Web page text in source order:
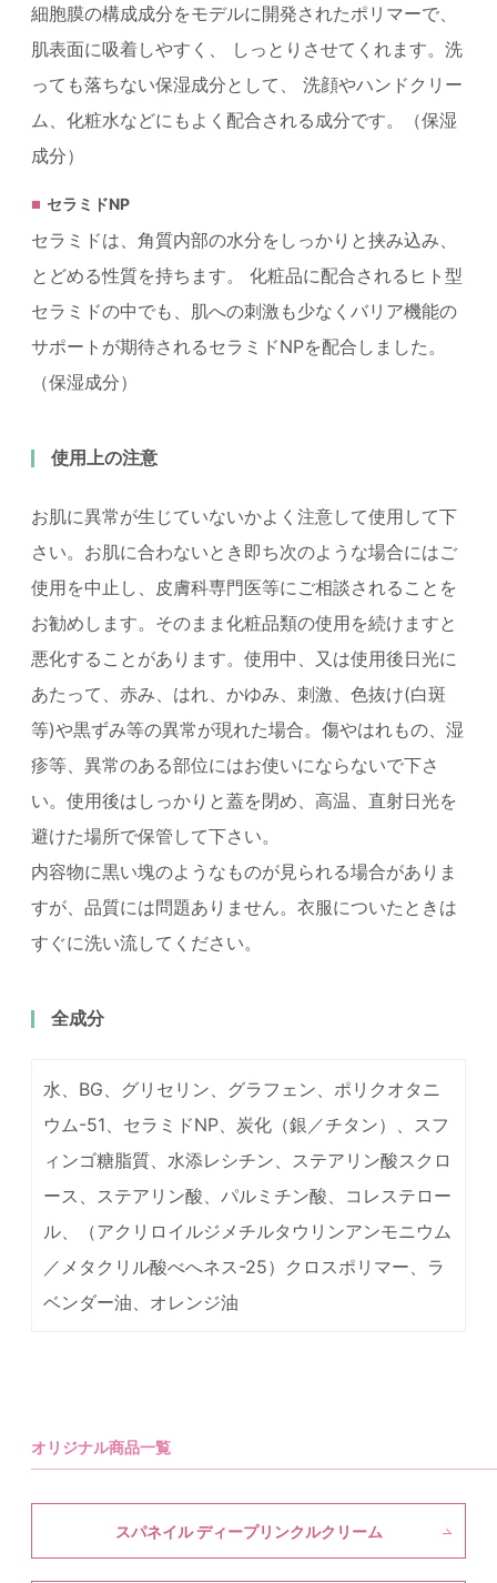
細胞膜の構成成分をモデルに開発されたポリマーで、
肌表面に吸着しやすく、 しっとりさせてくれます。洗
っても落ちない保湿成分として、 洗顔やハンドクリー
ム、化粧水などにもよく配合される成分です。（保湿
成分）
セラミドNP
セラミドは、角質内部の水分をしっかりと挟み込み、
とどめる性質を持ちます。 化粧品に配合されるヒト型
セラミドの中でも、肌への刺激も少なくバリア機能の
サポートが期待されるセラミドNPを配合しました。
（保湿成分）
使用上の注意
お肌に異常が生じていないかよく注意して使用して下
さい。お肌に合わないとき即ち次のような場合にはご
使用を中止し、皮膚科専門医等にご相談されることを
お勧めします。そのまま化粧品類の使用を続けますと
悪化することがあります。使用中、又は使用後日光に
あたって、赤み、はれ、かゆみ、刺激、色抜け(白斑
等)や黒ずみ等の異常が現れた場合。傷やはれもの、湿
疹等、異常のある部位にはお使いにならないで下さ
い。使用後はしっかりと蓋を閉め、高温、直射日光を
避けた場所で保管して下さい。
内容物に黒い塊のようなものが見られる場合がありま
すが、品質には問題ありません。衣服についたときは
すぐに洗い流してください。
全成分
水、BG、グリセリン、グラフェン、ポリクオタニ
ウム-51、セラミドNP、炭化（銀／チタン）、スフ
ィンゴ糖脂質、水添レシチン、ステアリン酸スクロ
ース、ステアリン酸、パルミチン酸、コレステロー
ル、（アクリロイルジメチルタウリンアンモニウム
／メタクリル酸べへネス-25）クロスポリマー、ラ
ベンダー油、オレンジ油
オリジナル商品一覧
スパネイル ディープリンクルクリーム